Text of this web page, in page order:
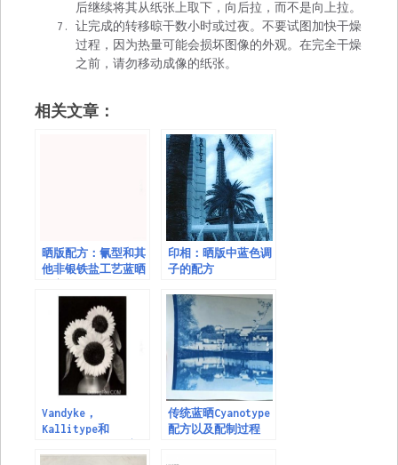
后继续将其从纸张上取下，向后拉，而不是向上拉。
让完成的转移晾干数小时或过夜。不要试图加快干燥
过程，因为热量可能会损坏图像的外观。在完全干燥
之前，请勿移动成像的纸张。
相关文章：
晒版配方：氰型和其
他非银铁盐工艺蓝晒
印相：晒版中蓝色调
子的配方
Vandyke，
Kallitype和
传统蓝晒Cyanotype
配方以及配制过程